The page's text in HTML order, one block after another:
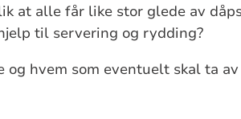
at alle får like stor glede av
til servering og rydding?
hvem som eventuelt skal ta av